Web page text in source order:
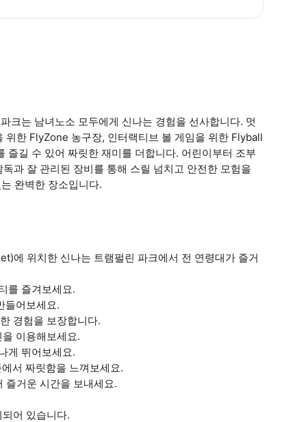
크는 남녀노소 모두에게 신나는 경험을 선사합니다. 멋
한 FlyZone 농구장, 인터랙티브 볼 게임을 위한 Flyball
길 수 있어 짜릿한 재미를 더합니다. 어린이부터 조부
과 잘 관리된 장비를 통해 스릴 넘치고 안전한 모험을
완벽한 장소입니다.
에 위치한 신나는 트램펄린 파크에서 전 연령대가 즐거
를 즐겨보세요.
들어보세요.
경험을 보장합니다.
이용해보세요.
게 뛰어보세요.
서 짜릿함을 느껴보세요.
즐거운 시간을 보내세요.
어 있습니다.